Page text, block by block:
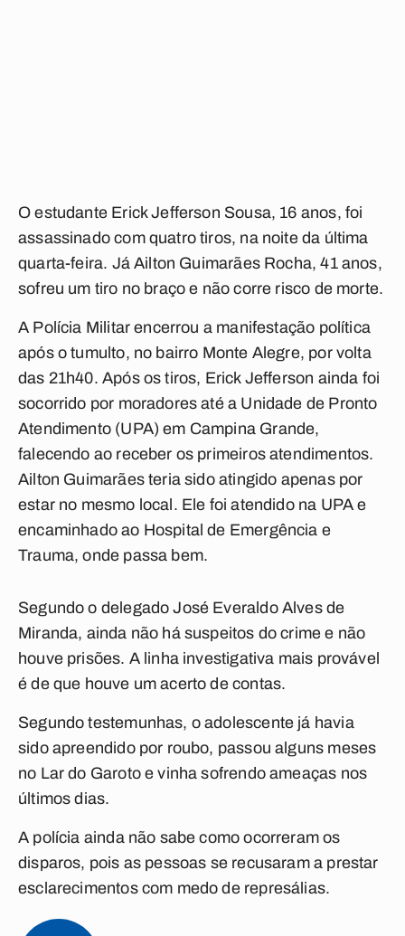
O estudante Erick Jefferson Sousa, 16 anos, foi
assassinado com quatro tiros, na noite da última
quarta-feira. Já Ailton Guimarães Rocha, 41 anos,
sofreu um tiro no braço e não corre risco de morte.
A Polícia Militar encerrou a manifestação política
após o tumulto, no bairro Monte Alegre, por volta
das 21h40. Após os tiros, Erick Jefferson ainda foi
socorrido por moradores até a Unidade de Pronto
Atendimento (UPA) em Campina Grande,
falecendo ao receber os primeiros atendimentos.
Ailton Guimarães teria sido atingido apenas por
estar no mesmo local. Ele foi atendido na UPA e
encaminhado ao Hospital de Emergência e
Trauma, onde passa bem.
Segundo o delegado José Everaldo Alves de
Miranda, ainda não há suspeitos do crime e não
houve prisões. A linha investigativa mais provável
é de que houve um acerto de contas.
Segundo testemunhas, o adolescente já havia
sido apreendido por roubo, passou alguns meses
no Lar do Garoto e vinha sofrendo ameaças nos
últimos dias.
A polícia ainda não sabe como ocorreram os
disparos, pois as pessoas se recusaram a prestar
esclarecimentos com medo de represálias.